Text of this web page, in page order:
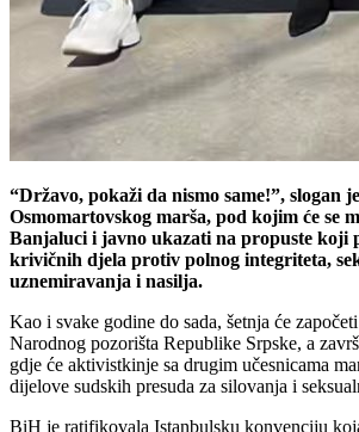
“Državo, pokaži da nismo same!”, slogan
Osmomartovskog marša, pod kojim će se
Banjaluci i javno ukazati na propuste koji
krivičnih djela protiv polnog integriteta,
uznemiravanja i nasilja.
Kao i svake godine do sada, šetnja će
Narodnog pozorišta Republike Srpske, a
gdje će aktivistkinje sa drugim učesnicama
dijelove sudskih presuda za silovanja i
BiH je ratifikovala Istanbulsku konvenciju